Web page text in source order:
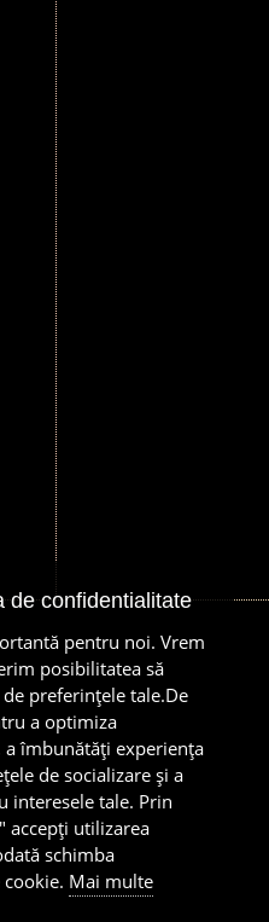
de confidentialitate
pentru noi. Vrem
posibilitatea să
preferinţele tale.De
a optimiza
îmbunătăţi experienţa
de socializare şi a
interesele tale. Prin
accepţi utilizarea
schimba
Mai multe